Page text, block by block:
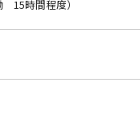
15時間程度）